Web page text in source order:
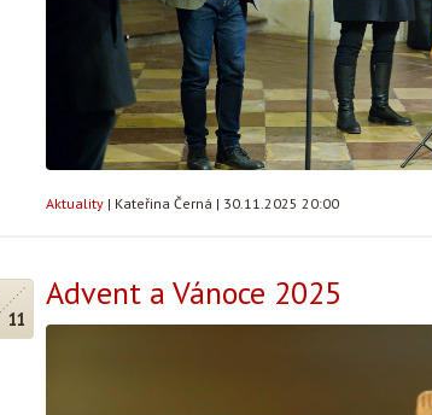
Aktuality | Kateřina Černá | 30.11.2025 20:00
11
Advent a Vánoce 2025